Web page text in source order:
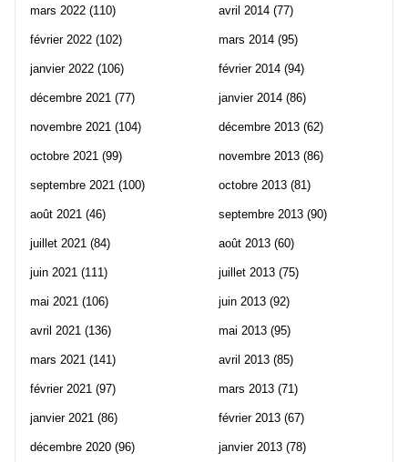
mars 2022 (110)
février 2022 (102)
janvier 2022 (106)
décembre 2021 (77)
novembre 2021 (104)
octobre 2021 (99)
septembre 2021 (100)
août 2021 (46)
juillet 2021 (84)
juin 2021 (111)
mai 2021 (106)
avril 2021 (136)
mars 2021 (141)
février 2021 (97)
janvier 2021 (86)
décembre 2020 (96)
avril 2014 (77)
mars 2014 (95)
février 2014 (94)
janvier 2014 (86)
décembre 2013 (62)
novembre 2013 (86)
octobre 2013 (81)
septembre 2013 (90)
août 2013 (60)
juillet 2013 (75)
juin 2013 (92)
mai 2013 (95)
avril 2013 (85)
mars 2013 (71)
février 2013 (67)
janvier 2013 (78)